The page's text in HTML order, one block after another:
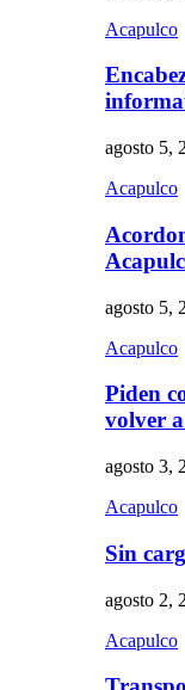
Acapulco
agosto 5,
Acapulco
agosto 5,
Acapulco
Piden
volver
agosto 3,
Acapulco
Sin
agosto 2,
Acapulco